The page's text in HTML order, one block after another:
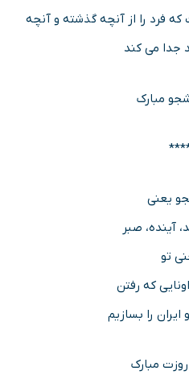
فرد را از آنچه گذشته و آنچه
جدا می کند
مبارک
یعنی
آینده، صبر
تو
که رفتن
ایران را بسازیم
مبارک